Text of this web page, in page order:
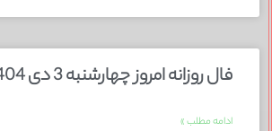
فال روزانه امروز چهارشنبه 3 دی 1404
ادامه مطلب »